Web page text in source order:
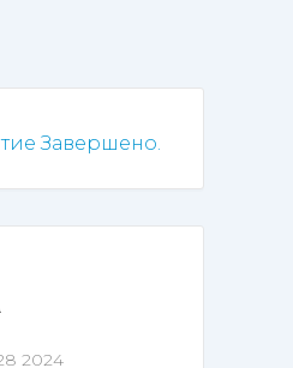
Завершено.
2024